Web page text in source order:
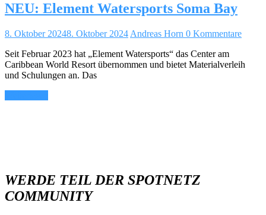
NEU: Element Watersports Soma Bay
8. Oktober 20248. Oktober 2024 Andreas Horn 0 Kommentare
Seit Februar 2023 hat „Element Watersports“ das Center am
Caribbean World Resort übernommen und bietet Materialverleih
und Schulungen an. Das
WERDE TEIL DER SPOTNETZ
COMMUNITY